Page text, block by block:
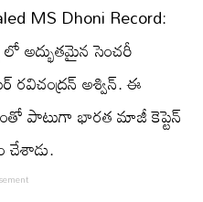
MS Dhoni Record:
లో అద్భుతమైన సెంచరీ
అశ్విన్. ఈ
పాటుగా భారత మాజీ కెప్టెన్
చేశాడు.